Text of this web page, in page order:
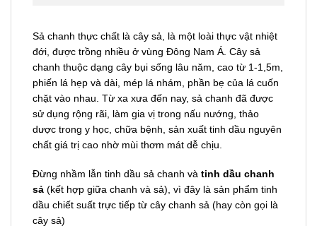
Sả chanh thực chất là cây sả, là một loài thực vật nhiệt
đới, được trồng nhiều ở vùng Đông Nam Á. Cây sả
chanh thuộc dạng cây bụi sống lâu năm, cao từ 1-1,5m,
phiến lá hẹp và dài, mép lá nhám, phần bẹ của lá cuốn
chặt vào nhau. Từ xa xưa đến nay, sả chanh đã được
sử dụng rộng rãi, làm gia vị trong nấu nướng, thảo
dược trong y học, chữa bệnh, sản xuất tinh dầu nguyên
chất giá trị cao nhờ mùi thơm mát dễ chịu.
Đừng nhầm lẫn tinh dầu sả chanh và tinh dầu chanh
sả (kết hợp giữa chanh và sả), vì đây là sản phẩm tinh
dầu chiết suất trực tiếp từ cây chanh sả (hay còn gọi là
cây sả)